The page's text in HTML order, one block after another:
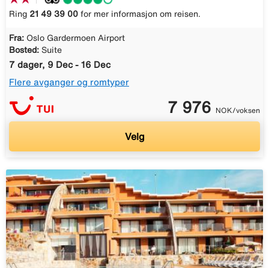
Ring 21 49 39 00 for mer informasjon om reisen.
Fra: Oslo Gardermoen Airport
Bosted: Suite
7 dager, 9 Dec - 16 Dec
Flere avganger og romtyper
7 976 NOK/voksen
Velg